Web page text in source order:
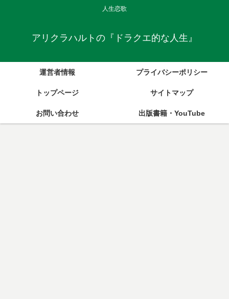
人生恋歌
アリクラハルトの『ドラクエ的な人生』
運営者情報 プライバシーポリシー
トップページ サイトマップ
お問い合わせ 出版書籍・YouTube